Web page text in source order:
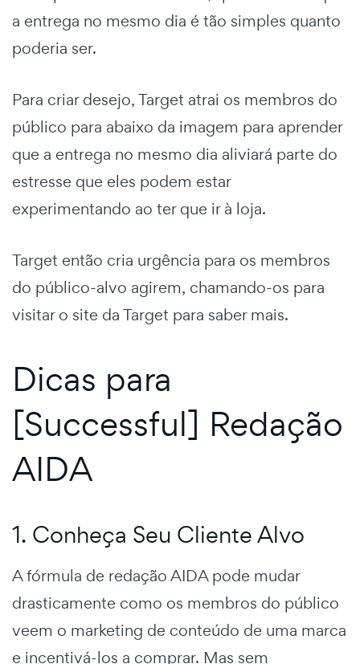
a entrega no mesmo dia é tão simples quanto
poderia ser.
Para criar desejo, Target atrai os membros do
público para abaixo da imagem para aprender
que a entrega no mesmo dia aliviará parte do
estresse que eles podem estar
experimentando ao ter que ir à loja.
Target então cria urgência para os membros
do público-alvo agirem, chamando-os para
visitar o site da Target para saber mais.
Dicas para
[Successful] Redação
AIDA
1. Conheça Seu Cliente Alvo
A fórmula de redação AIDA pode mudar
drasticamente como os membros do público
veem o marketing de conteúdo de uma marca
e incentivá-los a comprar. Mas sem